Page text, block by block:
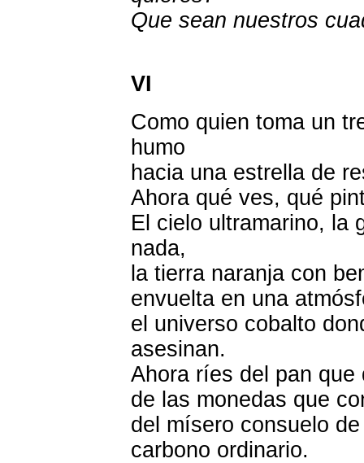
Que sean nuestros
VI
Como quien toma un
humo
hacia una estrella de
Ahora qué ves, qué
El cielo ultramarino, la
nada,
la tierra naranja con
envuelta en una
el universo cobalto
asesinan.
Ahora ríes del pan que
de las monedas que
del mísero consuelo
carbono ordinario.